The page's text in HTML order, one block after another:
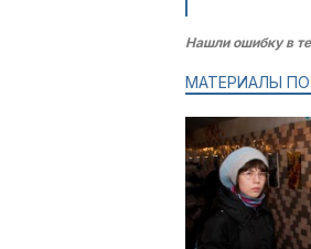
Нашли ошибку в
МАТЕРИАЛЫ